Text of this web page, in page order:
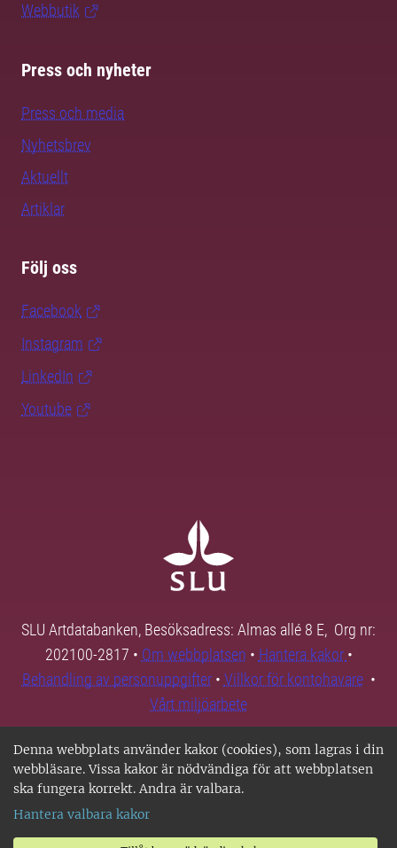
Denna webbplats använder kakor (cookies), som lagras i din
webbläsare. Vissa kakor är nödvändiga för att webbplatsen
ska fungera korrekt. Andra är valbara.
Hantera valbara kakor
Webbutik
Press och nyheter
Press och media
Nyhetsbrev
Aktuellt
Artiklar
Följ oss
Facebook
Instagram
LinkedIn
Youtube
SLU Artdatabanken, Besöksadress: Almas allé 8 E, Org nr:
202100-2817 • Om webbplatsen • Hantera kakor •
Behandling av personuppgifter• Villkor för kontohavare•
Vårt miljöarbete